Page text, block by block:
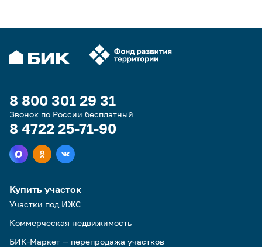
8 800 301 29 31
Звонок по России бесплатный
8 4722 25-71-90
Купить участок
Участки под ИЖС
Коммерческая недвижимость
БИК-Маркет — перепродажа участков